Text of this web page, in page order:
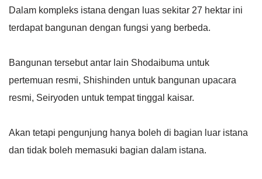
Dalam kompleks istana dengan luas sekitar 27 hektar ini
terdapat bangunan dengan fungsi yang berbeda.
Bangunan tersebut antar lain Shodaibuma untuk
pertemuan resmi, Shishinden untuk bangunan upacara
resmi, Seiryoden untuk tempat tinggal kaisar.
Akan tetapi pengunjung hanya boleh di bagian luar istana
dan tidak boleh memasuki bagian dalam istana.